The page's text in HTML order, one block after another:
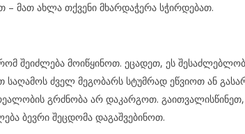
– მათ ახლა თქვენი მხარდაჭერა სჭირდებათ.
შეიძლება მოიწყინოთ. ეცადეთ, ეს
საღამოს ძველ მეგობარს სტუმრად ეწვიოთ ან
გრძნობა არ დაკარგოთ.
ბევრი შეცდომა დაგაშვებინოთ.